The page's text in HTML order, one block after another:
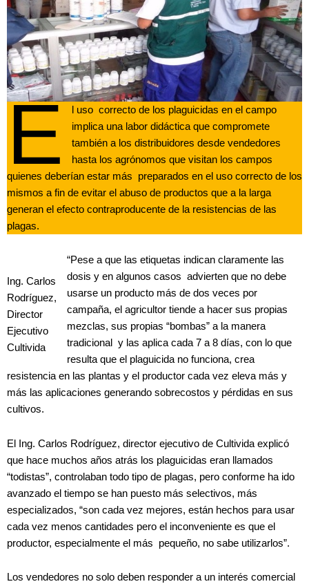
E
l uso correcto de los plaguicidas en el campo
implica una labor didáctica que compromete
también a los distribuidores desde vendedores
hasta los agrónomos que visitan los campos
quienes deberían estar más preparados en el uso correcto de los
mismos a fin de evitar el abuso de productos que a la larga
generan el efecto contraproducente de la resistencias de las
plagas.
Ing. Carlos
Rodríguez,
Director
Ejecutivo
Cultivida
“Pese a que las etiquetas indican claramente las
dosis y en algunos casos advierten que no debe
usarse un producto más de dos veces por
campaña, el agricultor tiende a hacer sus propias
mezclas, sus propias “bombas” a la manera
tradicional y las aplica cada 7 a 8 días, con lo que
resulta que el plaguicida no funciona, crea
resistencia en las plantas y el productor cada vez eleva más y
más las aplicaciones generando sobrecostos y pérdidas en sus
cultivos.
El Ing. Carlos Rodríguez, director ejecutivo de Cultivida explicó
que hace muchos años atrás los plaguicidas eran llamados
“todistas”, controlaban todo tipo de plagas, pero conforme ha ido
avanzado el tiempo se han puesto más selectivos, más
especializados, “son cada vez mejores, están hechos para usar
cada vez menos cantidades pero el inconveniente es que el
productor, especialmente el más pequeño, no sabe utilizarlos”.
Los vendedores no solo deben responder a un interés comercial